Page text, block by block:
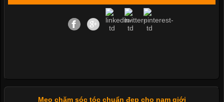
Mẹo chăm sóc tóc chuẩn đẹp cho nam giới